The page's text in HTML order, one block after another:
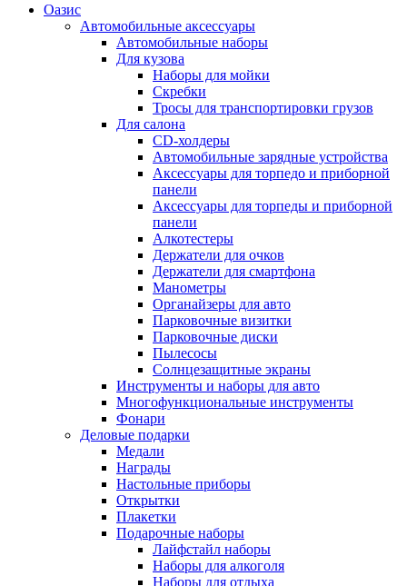
Оазис
Автомобильные аксессуары
Автомобильные наборы
Для кузова
Наборы для мойки
Скребки
Тросы для транспортировки грузов
Для салона
CD-холдеры
Автомобильные зарядные устройства
Аксессуары для торпедо и приборной
панели
Аксессуары для торпеды и приборной
панели
Алкотестеры
Держатели для очков
Держатели для смартфона
Манометры
Органайзеры для авто
Парковочные визитки
Парковочные диски
Пылесосы
Солнцезащитные экраны
Инструменты и наборы для авто
Многофункциональные инструменты
Фонари
Деловые подарки
Медали
Награды
Настольные приборы
Открытки
Плакетки
Подарочные наборы
Лайфстайл наборы
Наборы для алкоголя
Наборы для отдыха